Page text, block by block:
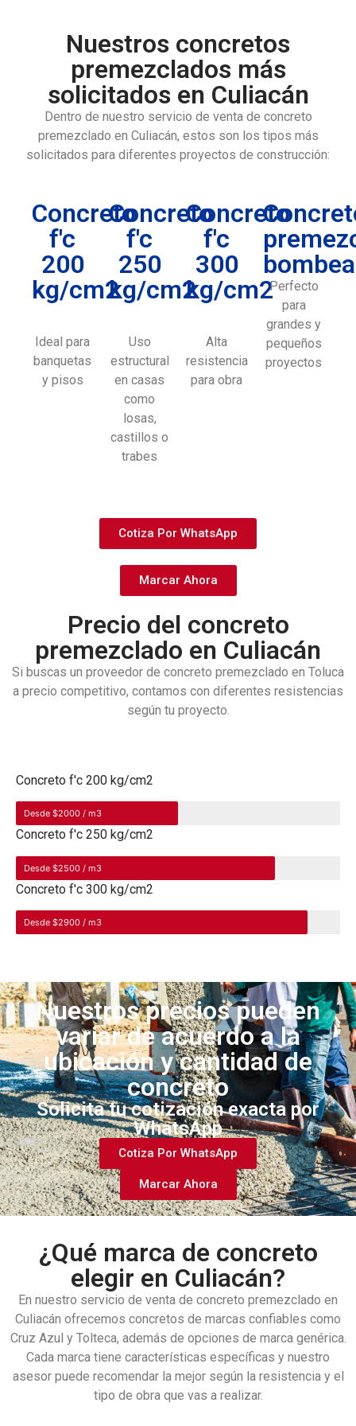
Nuestros concretos
premezclados más
solicitados en Culiacán
Dentro de nuestro servicio de venta de concreto
premezclado en Culiacán, estos son los tipos más
solicitados para diferentes proyectos de construcción:
Concreto
f'c
200
kg/cm2
Ideal para
banquetas
y pisos
Concreto
f'c
250
kg/cm2
Uso
estructural
en casas
como
losas,
castillos o
trabes
Concreto
f'c
300
kg/cm2
Alta
resistencia
para obra
Perfecto
para
grandes y
pequeños
proyectos
Cotiza Por WhatsApp
Marcar Ahora
Precio del concreto
premezclado en Culiacán
Si buscas un proveedor de concreto premezclado en Toluca
a precio competitivo, contamos con diferentes resistencias
según tu proyecto.
Concreto f'c 200 kg/cm2
Desde $2000 / m3
Concreto f'c 250 kg/cm2
Desde $2500 / m3
Concreto f'c 300 kg/cm2
Desde $2900 / m3
Nuestros precios pueden
variar de acuerdo a la
ubicación y cantidad de
concreto
Solicita tu cotización exacta por
WhatsApp
Cotiza Por WhatsApp
Marcar Ahora
¿Qué marca de concreto
elegir en Culiacán?
En nuestro servicio de venta de concreto premezclado en
Culiacán ofrecemos concretos de marcas confiables como
Cruz Azul y Tolteca, además de opciones de marca genérica.
Cada marca tiene características específicas y nuestro
asesor puede recomendar la mejor según la resistencia y el
tipo de obra que vas a realizar.